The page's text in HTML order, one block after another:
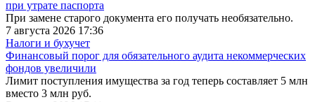
при утрате паспорта
При замене старого документа его получать необязательно.
7 августа 2026 17:36
Налоги и бухучет
Финансовый порог для обязательного аудита некоммерческих
фондов увеличили
Лимит поступления имущества за год теперь составляет 5 млн
вместо 3 млн руб.